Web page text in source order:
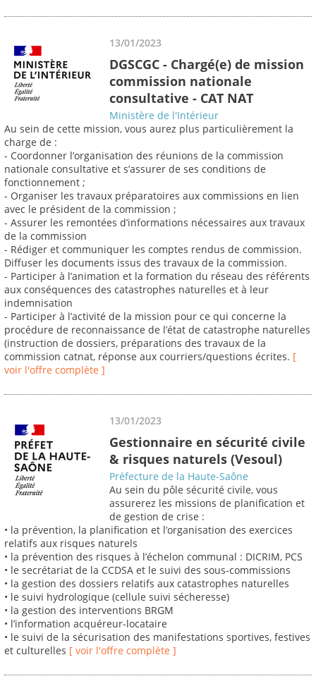
13/01/2023
DGSCGC - Chargé(e) de mission
commission nationale
consultative - CAT NAT
Ministère de l'Intérieur
Au sein de cette mission, vous aurez plus particulièrement la
charge de :
- Coordonner l’organisation des réunions de la commission
nationale consultative et s’assurer de ses conditions de
fonctionnement ;
- Organiser les travaux préparatoires aux commissions en lien
avec le président de la commission ;
- Assurer les remontées d’informations nécessaires aux travaux
de la commission
- Rédiger et communiquer les comptes rendus de commission.
Diffuser les documents issus des travaux de la commission.
- Participer à l’animation et la formation du réseau des référents
aux conséquences des catastrophes naturelles et à leur
indemnisation
- Participer à l’activité de la mission pour ce qui concerne la
procédure de reconnaissance de l’état de catastrophe naturelles
(instruction de dossiers, préparations des travaux de la
commission catnat, réponse aux courriers/questions écrites. [
voir l'offre complète ]
13/01/2023
Gestionnaire en sécurité civile
& risques naturels (Vesoul)
Préfecture de la Haute-Saône
Au sein du pôle sécurité civile, vous
assurerez les missions de planification et
de gestion de crise :
• la prévention, la planification et l’organisation des exercices
relatifs aux risques naturels
• la prévention des risques à l’échelon communal : DICRIM, PCS
• le secrétariat de la CCDSA et le suivi des sous-commissions
• la gestion des dossiers relatifs aux catastrophes naturelles
• le suivi hydrologique (cellule suivi sécheresse)
• la gestion des interventions BRGM
• l’information acquéreur-locataire
• le suivi de la sécurisation des manifestations sportives, festives
et culturelles [ voir l'offre complète ]